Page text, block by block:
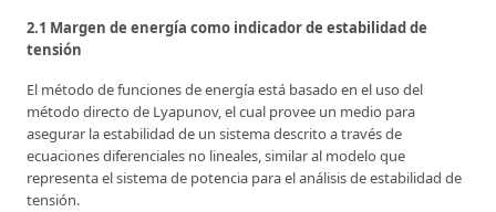
2.1 Margen de energía como indicador de estabilidad de
tensión
El método de funciones de energía está basado en el uso del
método directo de Lyapunov, el cual provee un medio para
asegurar la estabilidad de un sistema descrito a través de
ecuaciones diferenciales no lineales, similar al modelo que
representa el sistema de potencia para el análisis de estabilidad de
tensión.